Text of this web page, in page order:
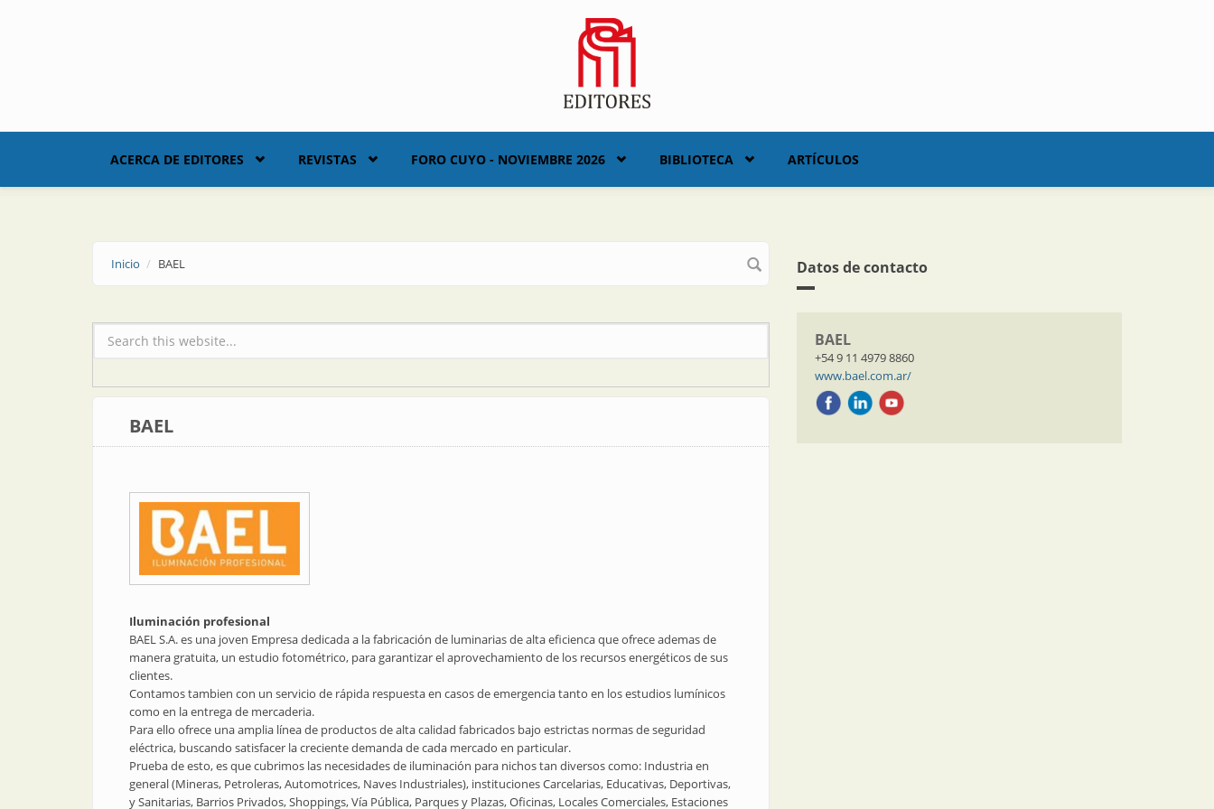
ACERCA DE EDITORES REVISTAS FORO CUYO - NOVIEMBRE 2026 BIBLIOTECA ARTÍCULOS
Inicio BAEL
Formulario de búsqueda
BAEL
Iluminación profesional
BAEL S.A. es una joven Empresa dedicada a la fabricación de luminarias de alta eficienca que ofrece ademas de
manera gratuita, un estudio fotométrico, para garantizar el aprovechamiento de los recursos energéticos de sus
clientes.
Contamos tambien con un servicio de rápida respuesta en casos de emergencia tanto en los estudios lumínicos
como en la entrega de mercaderia.
Para ello ofrece una amplia línea de productos de alta calidad fabricados bajo estrictas normas de seguridad
eléctrica, buscando satisfacer la creciente demanda de cada mercado en particular.
Prueba de esto, es que cubrimos las necesidades de iluminación para nichos tan diversos como: Industria en
general (Mineras, Petroleras, Automotrices, Naves Industriales), instituciones Carcelarias, Educativas, Deportivas,
y Sanitarias, Barrios Privados, Shoppings, Vía Pública, Parques y Plazas, Oficinas, Locales Comerciales, Estaciones
Datos de contacto
BAEL
+54 9 11 4979 8860
www.bael.com.ar/